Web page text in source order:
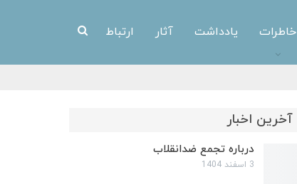
خاطرات یادداشت آثار ارتباط
آخرین اخبار
درباره تجمع ضدانقلاب
3 اسفند 1404